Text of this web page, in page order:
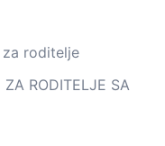
roditelje
ZA RODITELJE SA